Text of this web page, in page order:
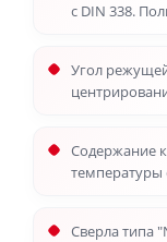
с DIN 338.
Угол
Содержание
температуры
Сверла типа